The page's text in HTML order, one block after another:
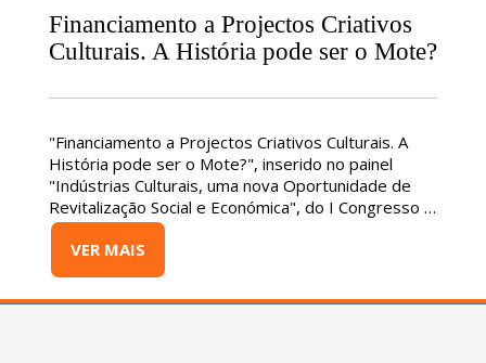
Financiamento a Projectos Criativos
Culturais. A História pode ser o Mote?
"Financiamento a Projectos Criativos Culturais. A
História pode ser o Mote?", inserido no painel
"Indústrias Culturais, uma nova Oportunidade de
Revitalização Social e Económica", do I Congresso …
VER MAIS